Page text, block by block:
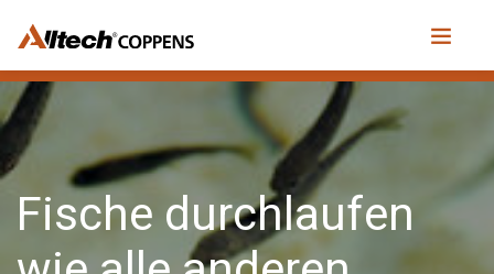
Fische durchlaufen